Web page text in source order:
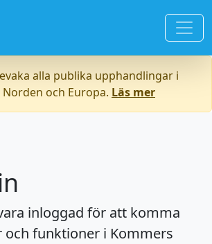
alla publika upphandlingar i
Norden och Europa. Läs mer
inloggad för att komma
och funktioner i Kommers